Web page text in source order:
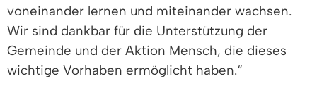
voneinander lernen und miteinander wachsen.
Wir sind dankbar für die Unterstützung der
Gemeinde und der Aktion Mensch, die dieses
wichtige Vorhaben ermöglicht haben.“